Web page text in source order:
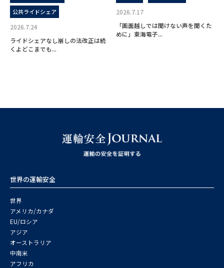
公共ライドシェア
2026.7.24
ライドシェアなし崩しの法改正は続
くよどこまでも...
2026.7.17
「画面越しでは聞けない声を聞くた
めに」東海電子...
世界の運輸安全
世界
アメリカ/カナダ
EU/ロシア
アジア
オーストラリア
中南米
アフリカ